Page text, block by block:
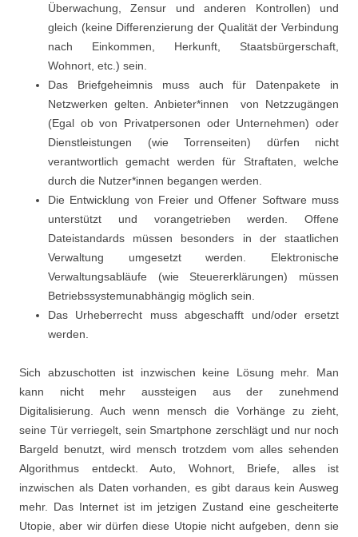
Überwachung, Zensur und anderen Kontrollen) und
gleich (keine Differenzierung der Qualität der Verbindung
nach Einkommen, Herkunft, Staatsbürgerschaft,
Wohnort, etc.) sein.
Das Briefgeheimnis muss auch für Datenpakete in
Netzwerken gelten. Anbieter*innen von Netzzugängen
(Egal ob von Privatpersonen oder Unternehmen) oder
Dienstleistungen (wie Torrenseiten) dürfen nicht
verantwortlich gemacht werden für Straftaten, welche
durch die Nutzer*innen begangen werden.
Die Entwicklung von Freier und Offener Software muss
unterstützt und vorangetrieben werden. Offene
Dateistandards müssen besonders in der staatlichen
Verwaltung umgesetzt werden. Elektronische
Verwaltungsabläufe (wie Steuererklärungen) müssen
Betriebssystemunabhängig möglich sein.
Das Urheberrecht muss abgeschafft und/oder ersetzt
werden.
Sich abzuschotten ist inzwischen keine Lösung mehr. Man
kann nicht mehr aussteigen aus der zunehmend
Digitalisierung. Auch wenn mensch die Vorhänge zu zieht,
seine Tür verriegelt, sein Smartphone zerschlägt und nur noch
Bargeld benutzt, wird mensch trotzdem vom alles sehenden
Algorithmus entdeckt. Auto, Wohnort, Briefe, alles ist
inzwischen als Daten vorhanden, es gibt daraus kein Ausweg
mehr. Das Internet ist im jetzigen Zustand eine gescheiterte
Utopie, aber wir dürfen diese Utopie nicht aufgeben, denn sie